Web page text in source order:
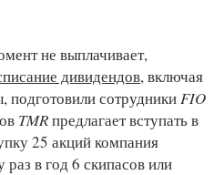
не выплачивает,
дивидендов, включая
подготовили сотрудникиFIO
TMRпредлагает вступать в
25 акций компания
раз в год 6 скипасов или